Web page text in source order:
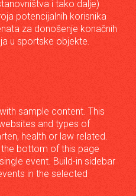
i tako dalje)
potencijalnih korisnika
za donošenje konačnih
u sportske objekte.
sample content. This
and types of
health or law related.
bottom of this page
event. Build-in sidebar
in the selected